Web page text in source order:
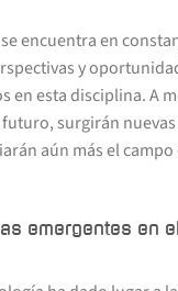
encuentra en
y
en esta disciplina. A
surgirán
aún más el
emergentes en